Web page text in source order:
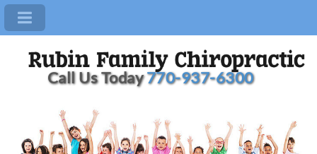
Call Us Today770-937-6300